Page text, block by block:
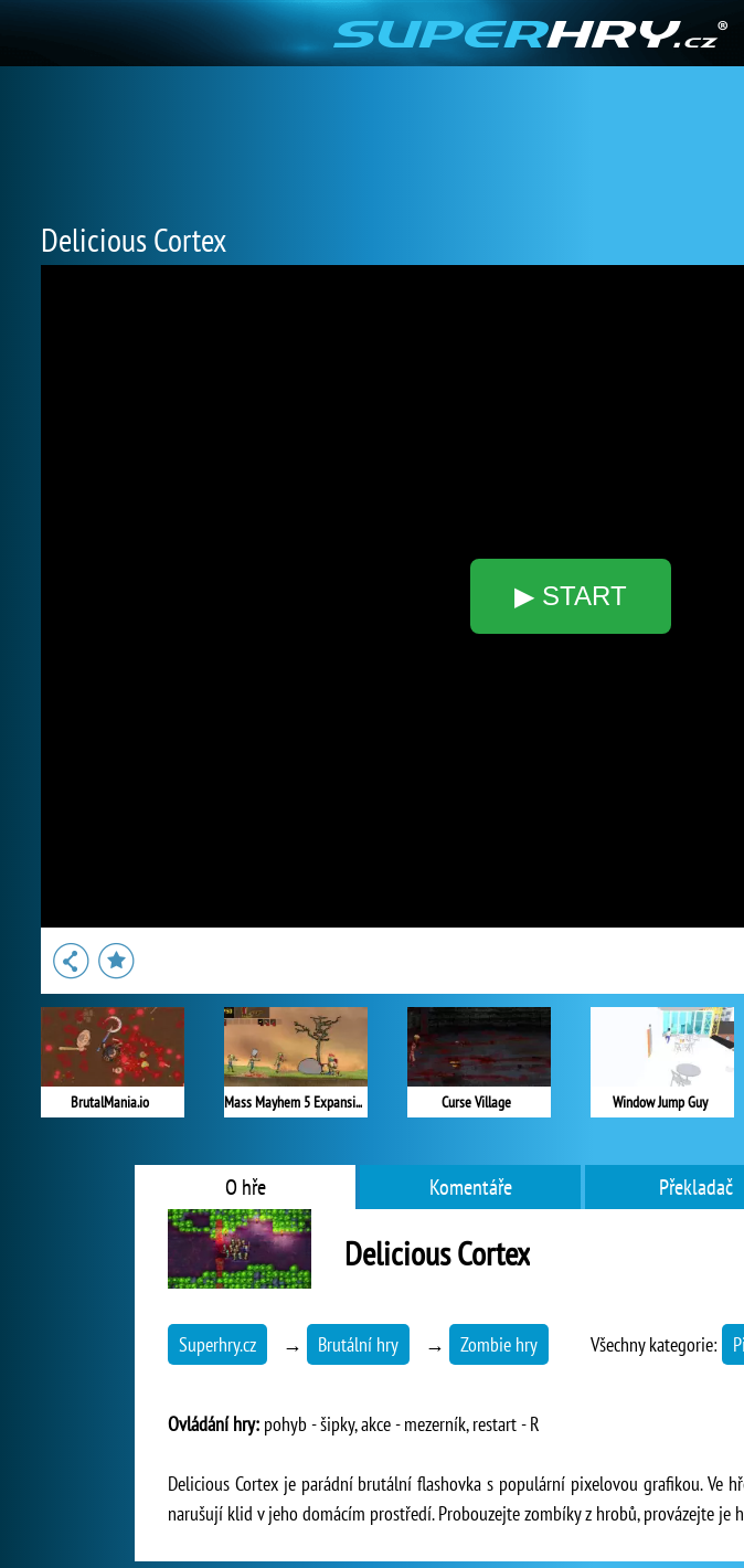
Delicious Cortex
▶ START
BrutalMania.io Mass Mayhem 5 Expansion Curse Village Window Jump Guy
O hře Komentáře Překladač
Delicious Cortex
Superhry.cz → Brutální hry → Zombie hry Všechny kategorie:
Ovládání hry: pohyb - šipky, akce - mezerník, restart - R
Delicious Cortex je parádní brutální flashovka s populární pixelovou grafikou. Ve
narušují klid v jeho domácím prostředí. Probouzejte zombíky z hrobů, provázejte